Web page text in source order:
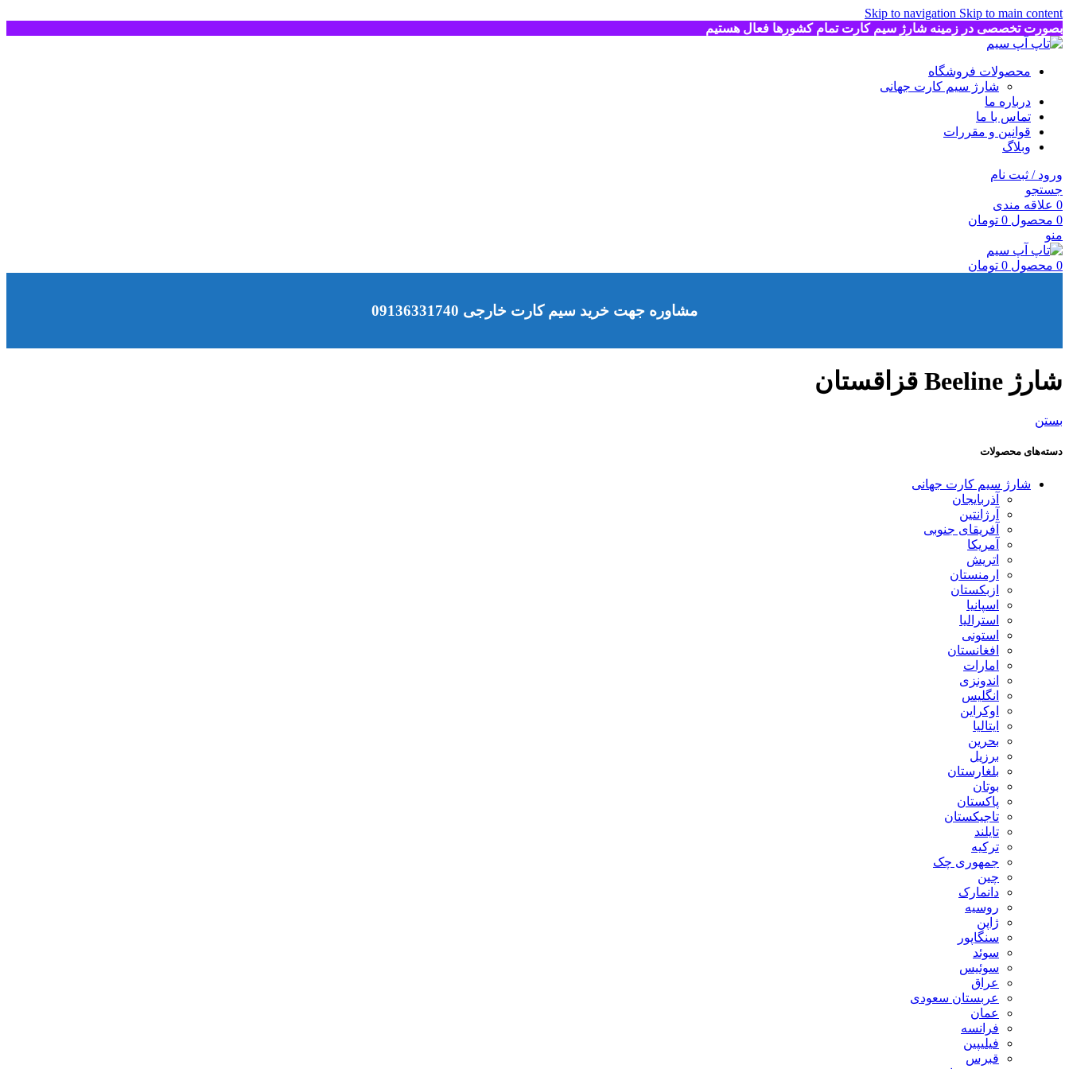
Skip to navigation Skip to main content
بصورت تخصصی در زمینه شارژ سیم کارت تمام کشورها فعال هستیم
محصولات فروشگاه
شارژ سیم کارت جهانی
درباره ما
تماس با ما
قوانین و مقررات
وبلاگ
ورود / ثبت نام
جستجو
0 علاقه مندی
0 محصول 0 تومان
منو
0 محصول 0 تومان
مشاوره جهت خرید سیم کارت خارجی 09136331740
شارژ Beeline قزاقستان
بستن
دسته‌های محصولات
شارژ سیم کارت جهانی
آذربایجان
آرژانتین
آفریقای جنوبی
آمریکا
اتریش
ارمنستان
ازبکستان
اسپانیا
استرالیا
استونی
افغانستان
امارات
اندونزی
انگلیس
اوکراین
ایتالیا
بحرین
برزیل
بلغارستان
بوتان
پاکستان
تاجیکستان
تایلند
ترکیه
جمهوری چک
چین
دانمارک
روسیه
ژاپن
سنگاپور
سوئد
سوئیس
عراق
عربستان سعودی
عمان
فرانسه
فیلیپین
قبرس